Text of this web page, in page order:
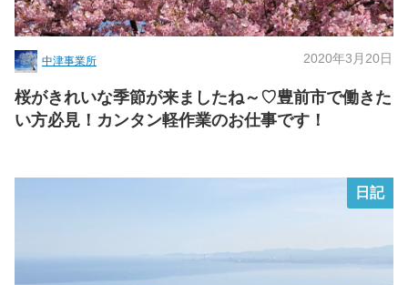
中津事業所 2020年3月20日
桜がきれいな季節が来ましたね～♡豊前市で働きた
い方必見！カンタン軽作業のお仕事です！
日記